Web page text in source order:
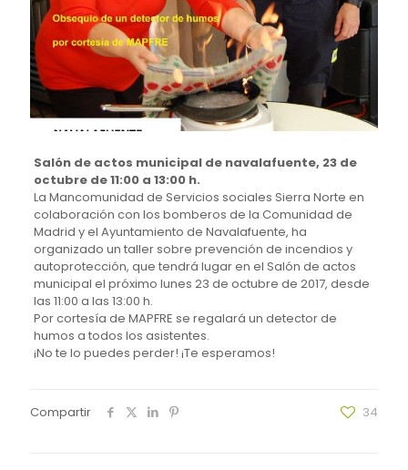
Salón de actos municipal de navalafuente, 23 de
octubre de 11:00 a 13:00 h.
La Mancomunidad de Servicios sociales Sierra Norte en
colaboración con los bomberos de la Comunidad de
Madrid y el Ayuntamiento de Navalafuente, ha
organizado un taller sobre prevención de incendios y
autoprotección, que tendrá lugar en el Salón de actos
municipal el próximo lunes 23 de octubre de 2017, desde
las 11:00 a las 13:00 h.
Por cortesía de MAPFRE se regalará un detector de
humos a todos los asistentes.
¡No te lo puedes perder! ¡Te esperamos!
Compartir 34